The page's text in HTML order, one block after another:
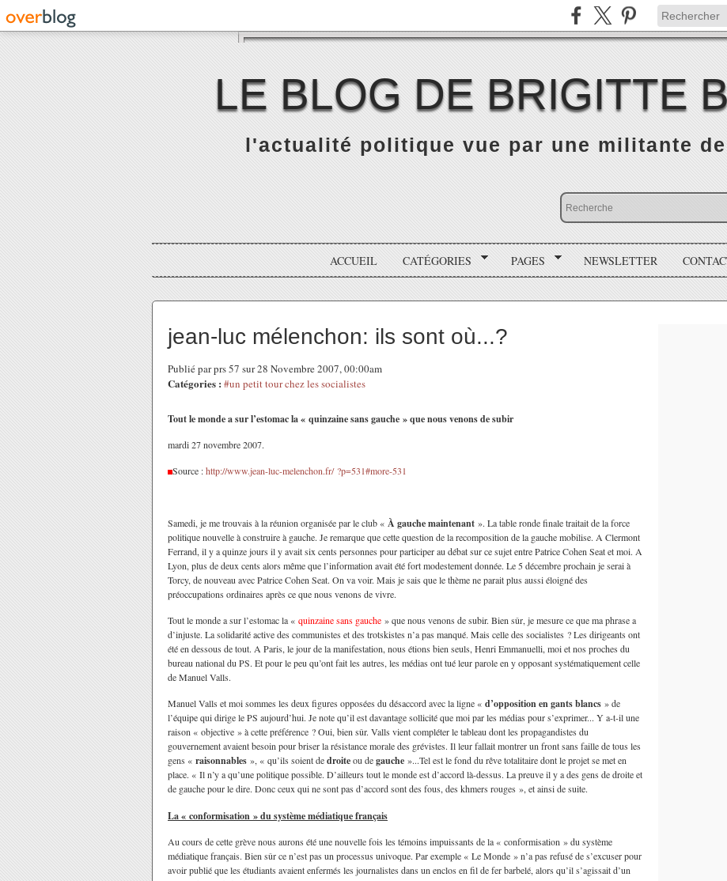
LE BLOG DE BRIGITTE
l'actualité politique vue par une militante de
ACCUEIL CATÉGORIES PAGES NEWSLETTER
jean-luc mélenchon: ils sont où...?
Publié par prs 57 sur 28 Novembre 2007, 00:00am
Catégories : #un petit tour chez les socialistes
Tout le monde a sur l’estomac la « quinzaine sans gauche » que nous venons de subir
mardi 27 novembre 2007.
Source :http://www.jean-luc-melenchon.fr/ ?p=531#more-531
Samedi, je me trouvais à la réunion organisée par le club « À gauche maintenant ». La table ronde finale traitait de la force
politique nouvelle à construire à gauche. Je remarque que cette question de la recomposition de la gauche mobilise. A Clermont
Ferrand, il y a quinze jours il y avait six cents personnes pour participer au débat sur ce sujet entre Patrice Cohen Seat et moi. A
Lyon, plus de deux cents alors même que l’information avait été fort modestement donnée. Le 5 décembre prochain je serai à
Torcy, de nouveau avec Patrice Cohen Seat. On va voir. Mais je sais que le thème ne parait plus aussi éloigné des
préoccupations ordinaires après ce que nous venons de vivre.
Tout le monde a sur l’estomac la « quinzaine sans gauche » que nous venons de subir. Bien sûr, je mesure ce que ma phrase a
d’injuste. La solidarité active des communistes et des trotskistes n’a pas manqué. Mais celle des socialistes ? Les dirigeants ont
été en dessous de tout. A Paris, le jour de la manifestation, nous étions bien seuls, Henri Emmanuelli, moi et nos proches du
bureau national du PS. Et pour le peu qu’ont fait les autres, les médias ont tué leur parole en y opposant systématiquement celle
de Manuel Valls.
Manuel Valls et moi sommes les deux figures opposées du désaccord avec la ligne « d’opposition en gantsblancs » de
l’équipe qui dirige le PS aujourd’hui. Je note qu’il est davantage sollicité que moi par les médias pour s’exprimer... Y a-t-il une
raison « objective » à cette préférence ? Oui, bien sûr. Valls vient compléter le tableau dont les propagandistes du
gouvernement avaient besoin pour briser la résistance morale des grévistes. Il leur fallait montrer un front sans faille de tous les
gens « raisonnables », « qu’ils soient dedroiteou degauche »...Tel est le fond du rêve totalitaire dont le projet se met en
place. « Il n’y a qu’une politique possible. D’ailleurs tout le monde est d’accord là-dessus. La preuve il y a des gens de droite et
de gauche pour le dire. Donc ceux qui ne sont pas d’accord sont des fous, des khmers rouges », et ainsi de suite.
La « conformisation » du système médiatique français
Au cours de cette grève nous aurons été une nouvelle fois les témoins impuissants de la « conformisation » du système
médiatique français. Bien sûr ce n’est pas un processus univoque. Par exemple « Le Monde » n’a pas refusé de s’excuser pour
avoir publié que les étudiants avaient enfermés les journalistes dans un enclos en fil de fer barbelé, alors qu’il s’agissait d’un